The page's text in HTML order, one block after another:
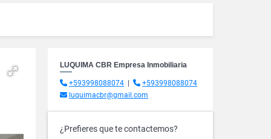
LUQUIMA CBR Empresa Inmobiliaria
+593998088074
+593998088074
luquimacbr@gmail.com
¿Prefieres que te contactemos?